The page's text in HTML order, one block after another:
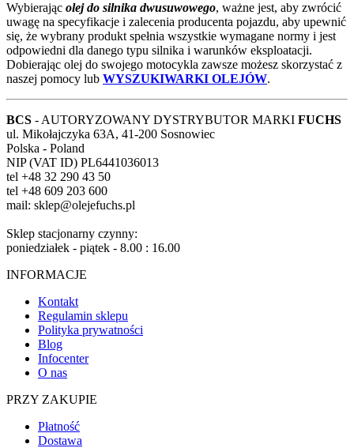
Wybierając olej do silnika dwusuwowego, ważne jest, aby zwrócić
uwagę na specyfikacje i zalecenia producenta pojazdu, aby upewnić
się, że wybrany produkt spełnia wszystkie wymagane normy i jest
odpowiedni dla danego typu silnika i warunków eksploatacji.
Dobierając olej do swojego motocykla zawsze możesz skorzystać z
naszej pomocy lub WYSZUKIWARKI OLEJÓW.
BCS - AUTORYZOWANY DYSTRYBUTOR MARKI FUCHS
ul. Mikołajczyka 63A, 41-200 Sosnowiec
Polska - Poland
NIP (VAT ID) PL6441036013
tel +48 32 290 43 50
tel +48 609 203 600
mail: sklep@olejefuchs.pl
Sklep stacjonarny czynny:
poniedziałek - piątek - 8.00 : 16.00
INFORMACJE
Kontakt
Regulamin sklepu
Polityka prywatności
Blog
Infocenter
O nas
PRZY ZAKUPIE
Płatność
Dostawa